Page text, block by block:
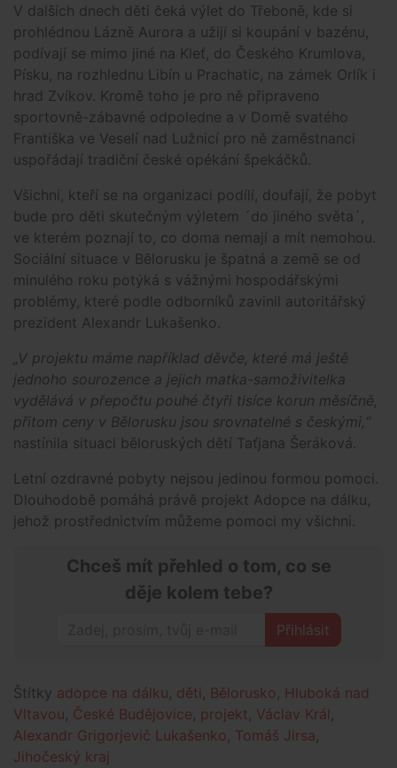
V dalších dnech děti čeká výlet do Třeboně, kde si
prohlédnou Lázně Aurora a užijí si koupání v bazénu,
podívají se mimo jiné na Kleť, do Českého Krumlova,
Písku, na rozhlednu Libín u Prachatic, na zámek Orlík i
hrad Zvíkov. Kromě toho je pro ně připraveno
sportovně-zábavné odpoledne a v Domě svatého
Františka ve Veselí nad Lužnicí pro ně zaměstnanci
uspořádají tradiční české opékání špekáčků.
Všichni, kteří se na organizaci podílí, doufají, že pobyt
bude pro děti skutečným výletem ´do jiného světa´,
ve kterém poznají to, co doma nemají a mít nemohou.
Sociální situace v Bělorusku je špatná a země se od
minulého roku potýká s vážnými hospodářskými
problémy, které podle odborníků zavinil autoritářský
prezident Alexandr Lukašenko.
„V projektu máme například děvče, které má ještě
jednoho sourozence a jejich matka-samoživitelka
vydělává v přepočtu pouhé čtyři tisíce korun měsíčně,
přitom ceny v Bělorusku jsou srovnatelné s českými,“
nastínila situaci běloruských dětí Taťjana Šeráková.
Letní ozdravné pobyty nejsou jedinou formou pomoci.
Dlouhodobě pomáhá právě projekt Adopce na dálku,
jehož prostřednictvím můžeme pomoci my všichni.
Chceš mít přehled o tom, co se
děje kolem tebe?
Přihlásit
Štítky adopce na dálku děti Bělorusko
Hluboká nad
Vltavou České Budějovice projekt Václav Král
Alexandr Grigorjevič Lukašenko
Tomáš Jirsa
Jihočeský kraj